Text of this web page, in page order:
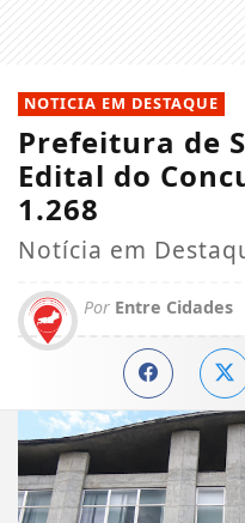
NOTICIA EM DESTAQUE
Prefeitura de
Edital do
1.268
Notícia em
Por Entre Cidades